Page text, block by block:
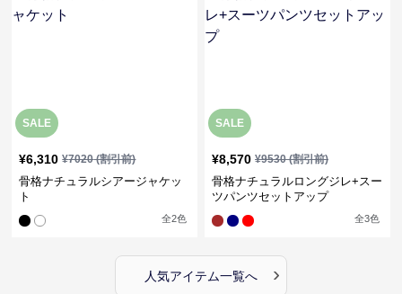
SALE
¥6,310 ¥7020(割引前)
骨格ナチュラルシアージャケッ
ト
全2色
SALE
¥8,570 ¥9530(割引前)
骨格ナチュラルロングジレ+スー
ツパンツセットアップ
全3色
人気アイテム一覧へ ›